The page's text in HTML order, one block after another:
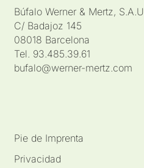
Búfalo Werner & Mertz, S.A.U.
C/ Badajoz 145
08018 Barcelona
Tel. 93.485.39.61
bufalo@werner-mertz.com
Pie de Imprenta
Privacidad